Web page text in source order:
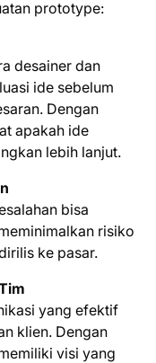
prototype:
desainer dan
ide sebelum
Dengan
apakah ide
lebih lanjut.
bisa
risiko
ke pasar.
yang efektif
klien. Dengan
visi yang